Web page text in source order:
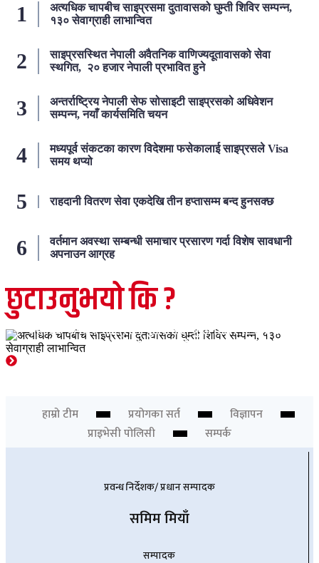
अत्यधिक चापबीच साइप्रसमा दुतावासको घुम्ती शिविर सम्पन्न,
१३० सेवाग्राही लाभान्वित
साइप्रसस्थित नेपाली अवैतनिक वाणिज्यदूतावासको सेवा
स्थगित, २० हजार नेपाली प्रभावित हुने
अन्तर्राष्ट्रिय नेपाली सेफ सोसाइटी साइप्रसको अधिवेशन
सम्पन्न, नयाँ कार्यसमिति चयन
मध्यपूर्व संकटका कारण विदेशमा फसेकालाई साइप्रसले Visa
समय थप्यो
राहदानी वितरण सेवा एकदेखि तीन हप्तासम्म बन्द हुनसक्छ
वर्तमान अवस्था सम्बन्धी समाचार प्रसारण गर्दा विशेष सावधानी
अपनाउन आग्रह
छुटाउनुभयो कि ?
नेपाली नियोग तथा संघसंस्थाहरु संघसंस्था गतिविधि
अत्यधिक चापबीच साइप्रसमा दुतावासको घुम्ती शिविर सम्पन्न, १३०
सेवाग्राही लाभान्वित
हाम्रो टीम प्रयोगका सर्त
विज्ञापन
प्राइभेसी पोलिसी
सम्पर्क
प्रवन्ध निर्देशक/ प्रधान सम्पादक
समिम मियाँ
सम्पादक